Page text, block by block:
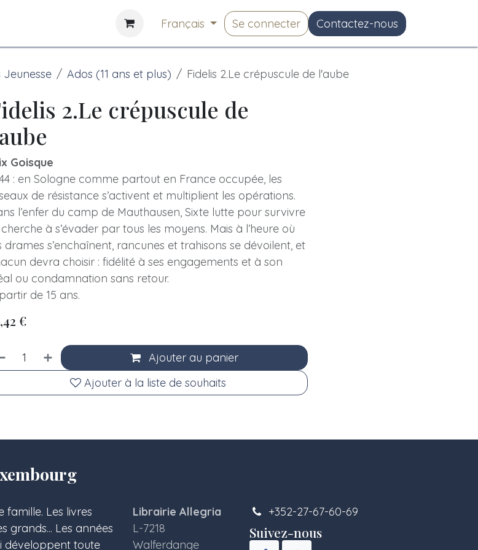
Français Se connecter Contactez-nous
Jeunesse Ados (11 ans et plus) Fidelis 2.Le crépuscule de l'aube
2.Le crépuscule de
Goisque
: en Sologne comme partout en France occupée, les
de résistance s’activent et multiplient les opérations.
l’enfer du camp de Mauthausen, Sixte lutte pour survivre
à s’évader par tous les moyens. Mais à l’heure où
drames s’enchaînent, rancunes et trahisons se dévoilent, et
devra choisir : fidélité à ses engagements et à son
ou condamnation sans retour.
de 15 ans.
€
Ajouter au panier
Ajouter à la liste de souhaits
Les livres
grands... Les années
développent toute
Librairie Allegria
L-7218
Walferdange
+352-27-67-60-69
Suivez-nous